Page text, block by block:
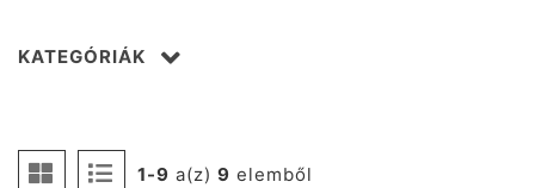
1-9 a(z) 9 elemből
KATEGÓRIÁK